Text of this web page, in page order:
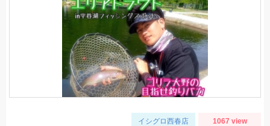
イシグロ西春店 1067 view